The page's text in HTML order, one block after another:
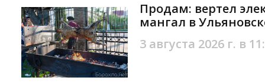
Продам: вертел
мангал в
3 августа 2026 г. в